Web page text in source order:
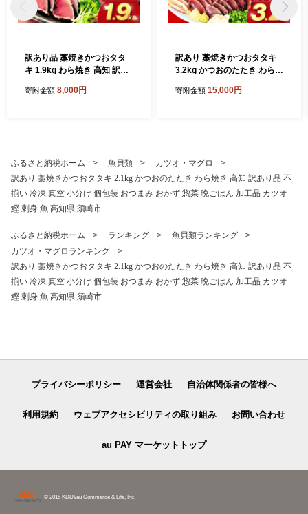
訳あり品 藁焼きかつおタタ
キ 1.9kg わら焼き 高知 訳あ
凍 真空 小分け 個包装 おつま
寄附金額 8,000円
訳あり 藁焼きかつおタタキ
3.2kg かつおのたたき わら焼
真空 小分け 個包装 おつまみ
寄附金額 15,000円
ふるさと納税ホーム 魚貝類
カツオ・マグロ
訳あり 藁焼きかつおタタキ 2.1kg かつおのたたき わら焼き 高知 訳あり品 不
揃い 冷凍 真空 小分け 個包装 おつまみ おかず 惣菜 晩ごはん 加工品 カツオ
鰹 刺身 魚 高知県 須崎市
ふるさと納税ホーム ランキング
魚貝類ランキング
カツオ・マグロランキング
訳あり 藁焼きかつおタタキ 2.1kg かつおのたたき わら焼き 高知 訳あり品 不
揃い 冷凍 真空 小分け 個包装 おつまみ おかず 惣菜 晩ごはん 加工品 カツオ
鰹 刺身 魚 高知県 須崎市
プライバシーポリシー 運営会社 自治体関係者の皆様へ
利用規約 ウェブアクセシビリティの取り組み お問い合わせ
au PAY マーケットトップ
© 2016 KDDI/au Commerce & Life, Inc.